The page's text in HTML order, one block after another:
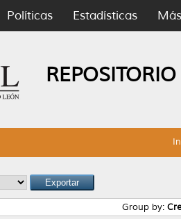
Políticas Estadísticas
Group by: